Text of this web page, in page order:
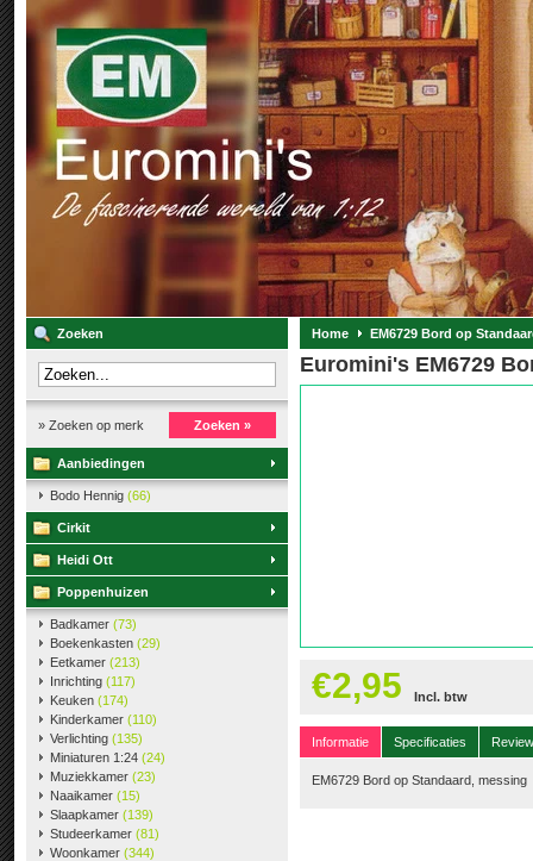
Zoeken
» Zoeken op merk Zoeken »
Aanbiedingen
Bodo Hennig (66)
Cirkit
Heidi Ott
Poppenhuizen
Badkamer (73)
Boekenkasten (29)
Eetkamer (213)
Inrichting (117)
Keuken (174)
Kinderkamer (110)
Verlichting (135)
Miniaturen 1:24 (24)
Muziekkamer (23)
Naaikamer (15)
Slaapkamer (139)
Studeerkamer (81)
Woonkamer (344)
Home EM6729 Bord op
Euromini's EM6729
€2,95 Incl. btw
Informatie Specificaties
EM6729 Bord op Standaard, messing